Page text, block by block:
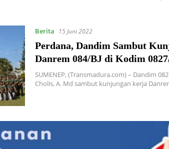
Berita 15 Juni 2022
Perdana, Dandim Sambut
Danrem 084/BJ di Kodim
SUMENEP, (Transmadura.com) – Dandim
Cholis, A. Md sambut kunjungan kerja